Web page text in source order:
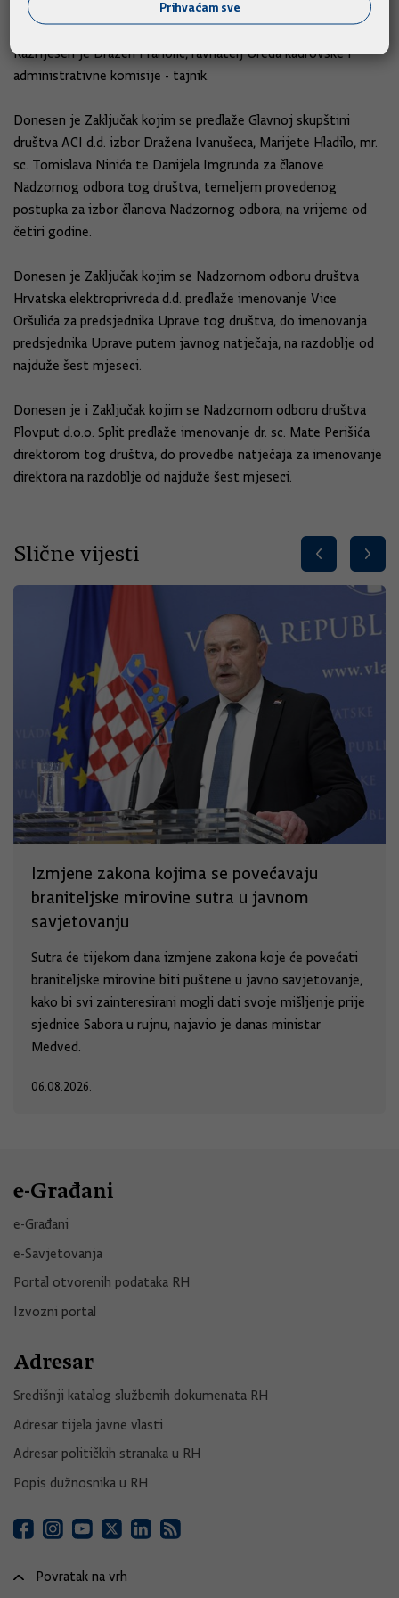
odbora tog društva, na razdoblje od četiri godine.
Razriješen je Dražen Franolić, ravnatelj Ureda kadrovske i
administrativne komisije - tajnik.
Donesen je Zaključak kojim se predlaže Glavnoj skupštini
društva ACI d.d. izbor Dražena Ivanušeca, Marijete Hladilo, mr.
sc. Tomislava Ninića te Danijela Imgrunda za članove
Nadzornog odbora tog društva, temeljem provedenog
postupka za izbor članova Nadzornog odbora, na vrijeme od
četiri godine.
Donesen je Zaključak kojim se Nadzornom odboru društva
Hrvatska elektroprivreda d.d. predlaže imenovanje Vice
Oršulića za predsjednika Uprave tog društva, do imenovanja
predsjednika Uprave putem javnog natječaja, na razdoblje od
najduže šest mjeseci.
Donesen je i Zaključak kojim se Nadzornom odboru društva
Plovput d.o.o. Split predlaže imenovanje dr. sc. Mate Perišića
direktorom tog društva, do provedbe natječaja za imenovanje
direktora na razdoblje od najduže šest mjeseci.
Slične vijesti
Izmjene zakona kojima se povećavaju
braniteljske mirovine sutra u javnom
savjetovanju
Sutra će tijekom dana izmjene zakona koje će povećati
braniteljske mirovine biti puštene u javno savjetovanje,
kako bi svi zainteresirani mogli dati svoje mišljenje prije
sjednice Sabora u rujnu, najavio je danas ministar
Medved.
06.08.2026.
e-Građani
e-Građani
e-Savjetovanja
Portal otvorenih podataka RH
Izvozni portal
Adresar
Središnji katalog službenih dokumenata RH
Adresar tijela javne vlasti
Adresar političkih stranaka u RH
Popis dužnosnika u RH
Povratak na vrh
Prihvaćam sve